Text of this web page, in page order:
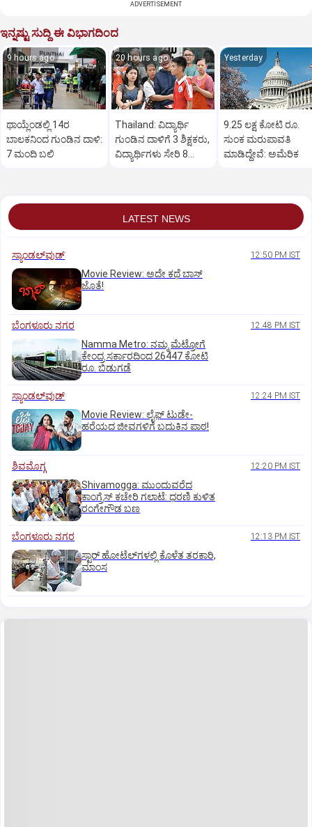
ADVERTISEMENT
ಇನ್ನಷ್ಟು ಸುದ್ದಿ ಈ ವಿಭಾಗದಿಂದ
9 hours ago
ಥಾಯ್ಲೆಂಡಲ್ಲಿ 14ರ
ಬಾಲಕನಿಂದ ಗುಂಡಿನ ದಾಳಿ:
7 ಮಂದಿ ಬಲಿ
20 hours ago
Thailand: ವಿದ್ಯಾರ್ಥಿ
ಗುಂಡಿನ ದಾಳಿಗೆ 3 ಶಿಕ್ಷಕರು,
ವಿದ್ಯಾರ್ಥಿಗಳು ಸೇರಿ 8
Yesterday
9.25 ಲಕ್ಷ ಕೋಟಿ ರೂ.
ಸುಂಕ ಮರುಪಾವತಿ
ಮಾಡಿದ್ದೇವೆ: ಅಮೆರಿಕ
LATEST NEWS
ಸ್ಯಾಂಡಲ್‌ವುಡ್‌ 12:50 PM IST
Movie Review: ಅದೇ ಕಥೆ ಬಾಸ್‌
ಜೊತೆ!
ಬೆಂಗಳೂರು ನಗರ 12:48 PM IST
Namma Metro: ನಮ್ಮ ಮೆಟ್ರೋಗೆ
ಕೇಂದ್ರ ಸರ್ಕಾರದಿಂದ 26447 ಕೋಟಿ
ರೂ. ಬಿಡುಗಡೆ
ಸ್ಯಾಂಡಲ್‌ವುಡ್‌ 12:24 PM IST
Movie Review: ಲೈಫ್‌ ಟುಡೇ-
ಹರೆಯದ ಜೀವಗಳಿಗೆ ಬದುಕಿನ ಪಾಠ!
ಶಿವಮೊಗ್ಗ 12:20 PM IST
Shivamogga: ಮುಂದುವರೆದ
ಕಾಂಗ್ರೆಸ್ ಕಚೇರಿ ಗಲಾಟೆ: ಧರಣಿ ಕುಳಿತ
ರಂಗೇಗೌಡ ಬಣ
ಬೆಂಗಳೂರು ನಗರ 12:13 PM IST
ಸ್ಟಾರ್‌ ಹೋಟೆಲ್‌ಗ‌ಳಲ್ಲಿ ಕೊಳೆತ ತರಕಾರಿ,
ಮಾಂಸ